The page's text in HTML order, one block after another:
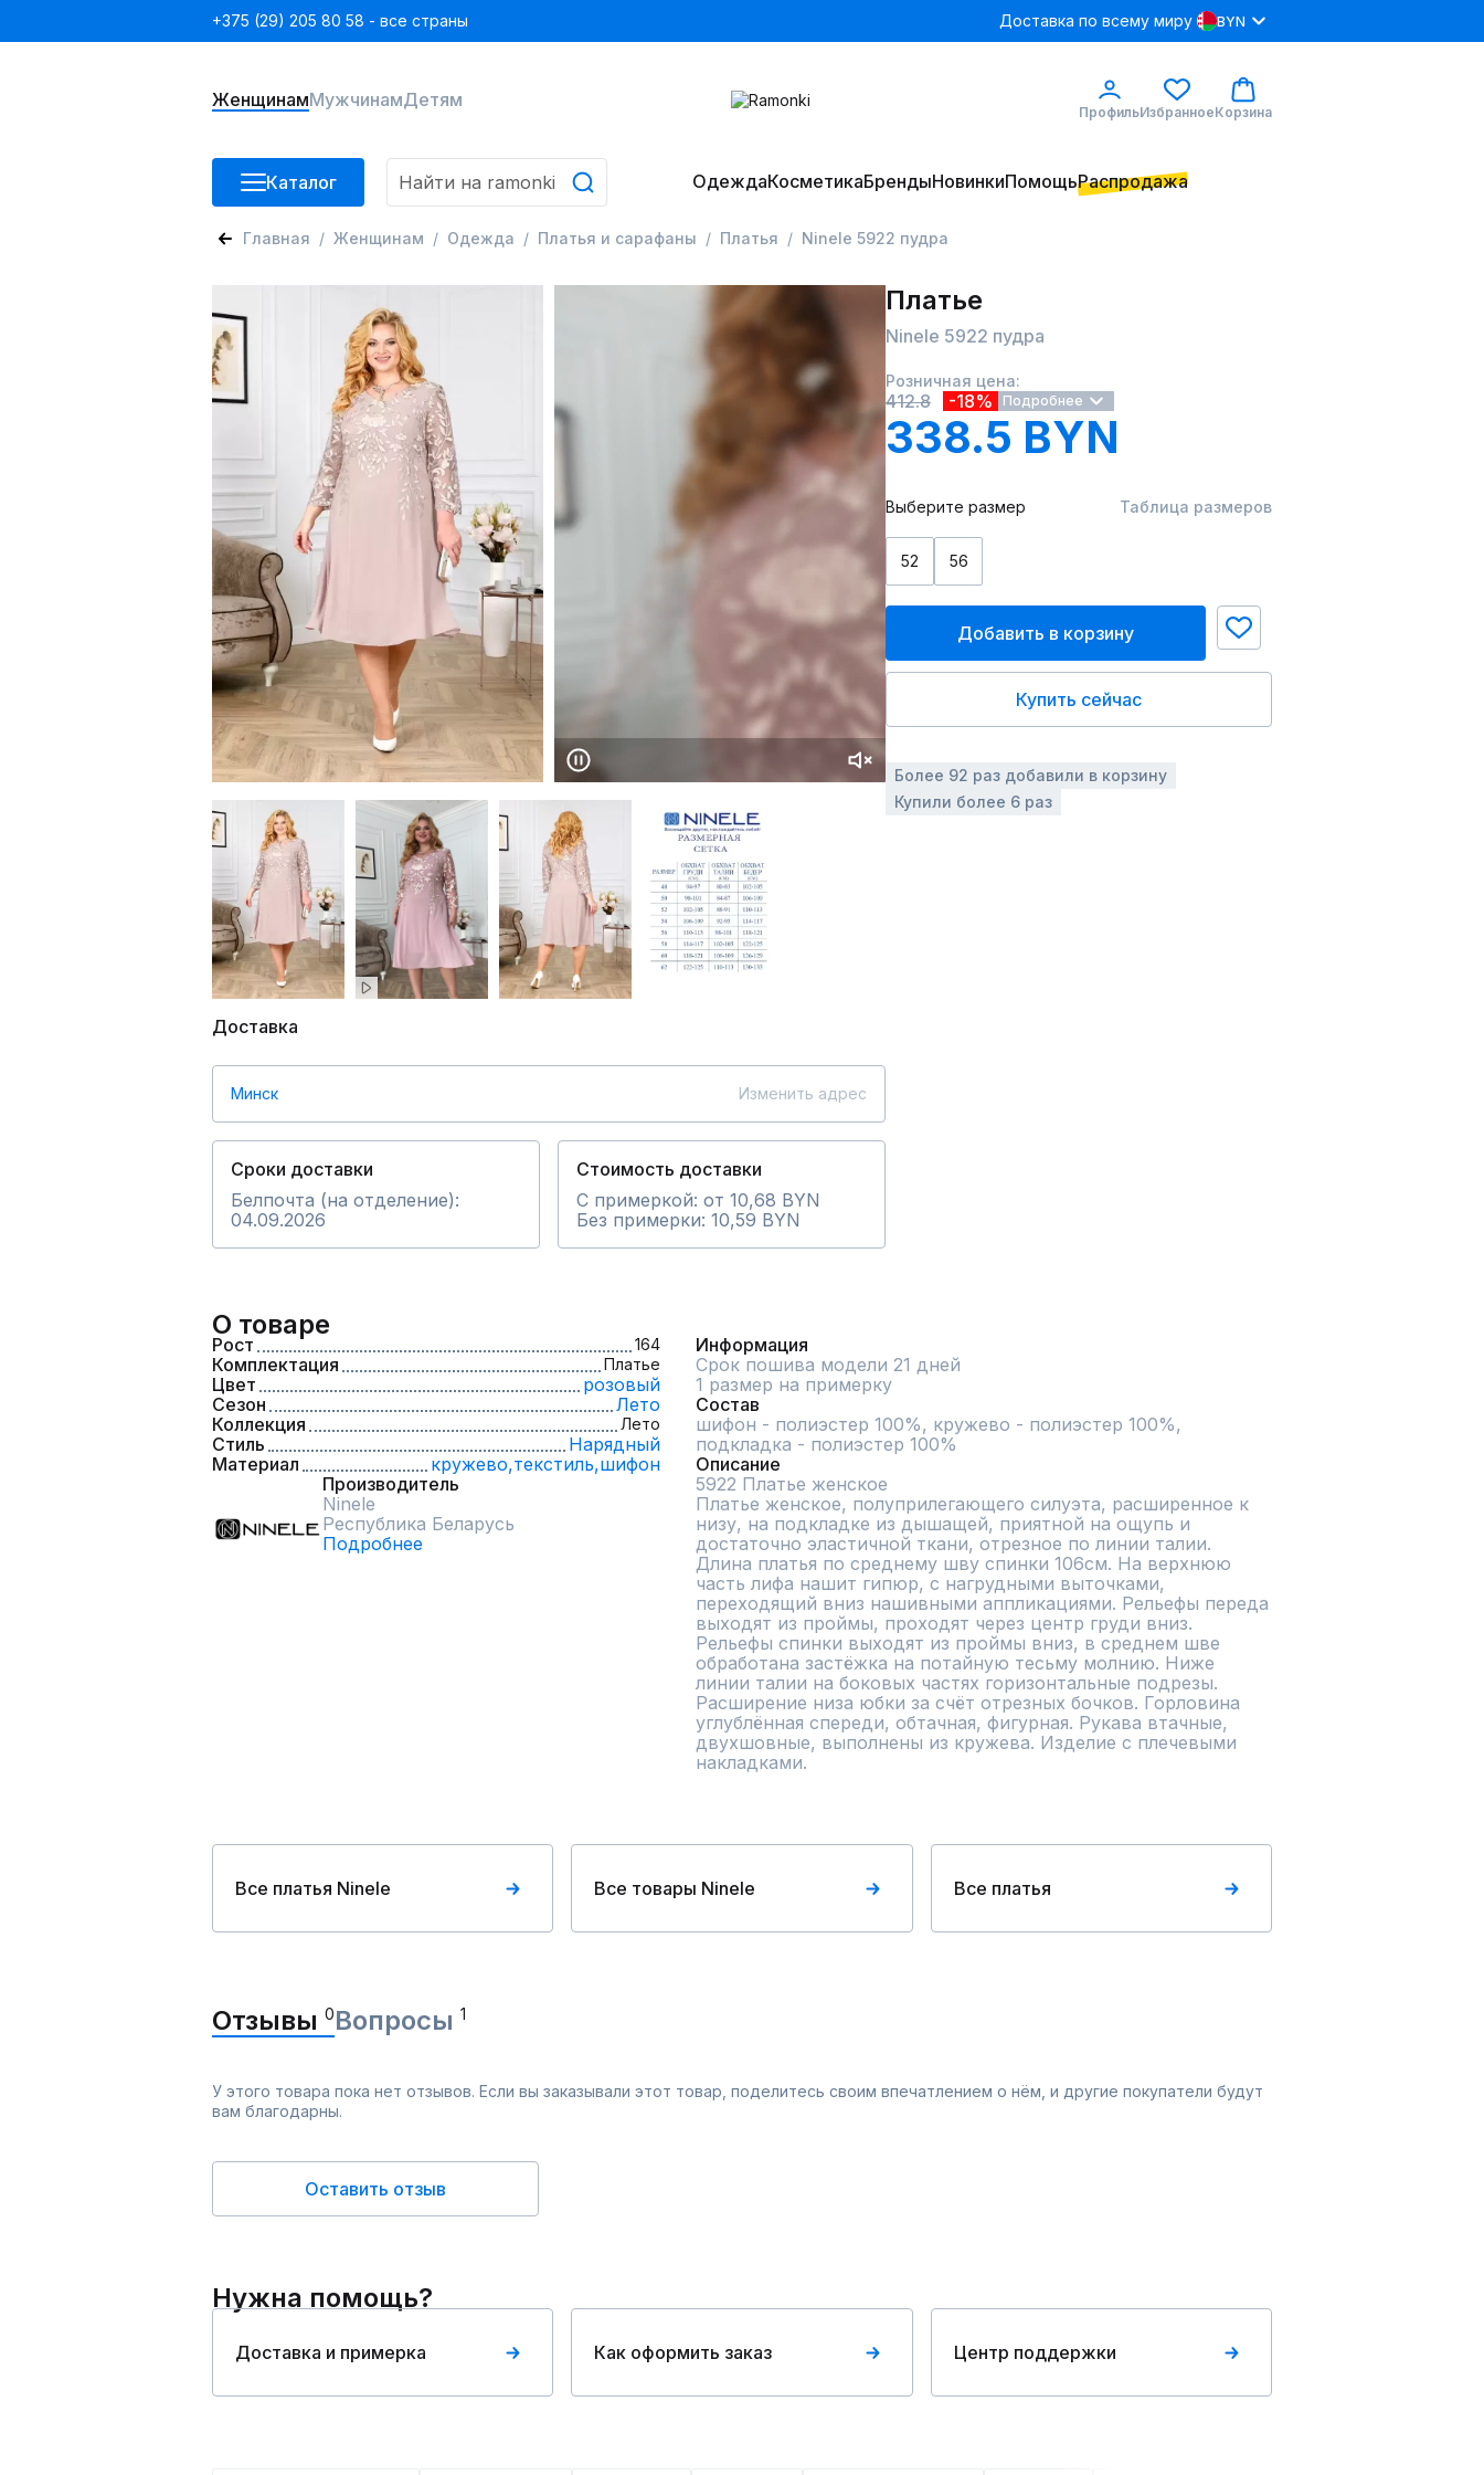
+375 (29) 205 80 58 - все страны Доставка по всему миру BYN
ЖенщинамМужчинамДетям
ПрофильИзбранноеКорзина
Каталог ОдеждаКосметикаБрендыНовинкиПомощьРаспродажа
Главная Женщинам Одежда Платья и сарафаны Платья Ninele 5922 пудра
Доставка
Минск Изменить адрес
Сроки доставки
Белпочта (на отделение):
04.09.2026
Стоимость доставки
С примеркой: от 10,68 BYN
Без примерки: 10,59 BYN
Платье
Ninele 5922 пудра
Розничная цена:
412.8 -18% Подробнее
338.5 BYN
Выберите размер Таблица размеров
52 56
Добавить в корзину
Купить сейчас
Более 92 раз добавили в корзину
Купили более 6 раз
О товаре
Рост 164
Комплектация Платье
Цвет
розовый
Сезон
Лето
Коллекция
Лето
Стиль
Нарядный
Материал
кружево,текстиль,шифон
Производитель
Ninele
Республика Беларусь
Подробнее
Информация
Срок пошива модели 21 дней
1 размер на примерку
Состав
шифон - полиэстер 100%, кружево - полиэстер 100%,
подкладка - полиэстер 100%
Описание
5922 Платье женское
Платье женское, полуприлегающего силуэта, расширенное к
низу, на подкладке из дышащей, приятной на ощупь и
достаточно эластичной ткани, отрезное по линии талии.
Длина платья по среднему шву спинки 106см. На верхнюю
часть лифа нашит гипюр, с нагрудными выточками,
переходящий вниз нашивными аппликациями. Рельефы переда
выходят из проймы, проходят через центр груди вниз.
Рельефы спинки выходят из проймы вниз, в среднем шве
обработана застёжка на потайную тесьму молнию. Ниже
линии талии на боковых частях горизонтальные подрезы.
Расширение низа юбки за счёт отрезных бочков. Горловина
углублённая спереди, обтачная, фигурная. Рукава втачные,
двухшовные, выполнены из кружева. Изделие с плечевыми
накладками.
Все платья Ninele Все товары Ninele Все платья
Отзывы 0Вопросы 1
У этого товара пока нет отзывов. Если вы заказывали этот товар, поделитесь своим впечатлением о нём, и другие покупатели будут
вам благодарны.
Оставить отзыв
Нужна помощь?
Доставка и примерка Как оформить заказ Центр поддержки